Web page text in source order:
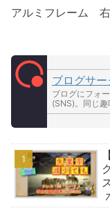
アルミフレーム
ブログサー
ブログにフォ
(SNS)。同じ趣